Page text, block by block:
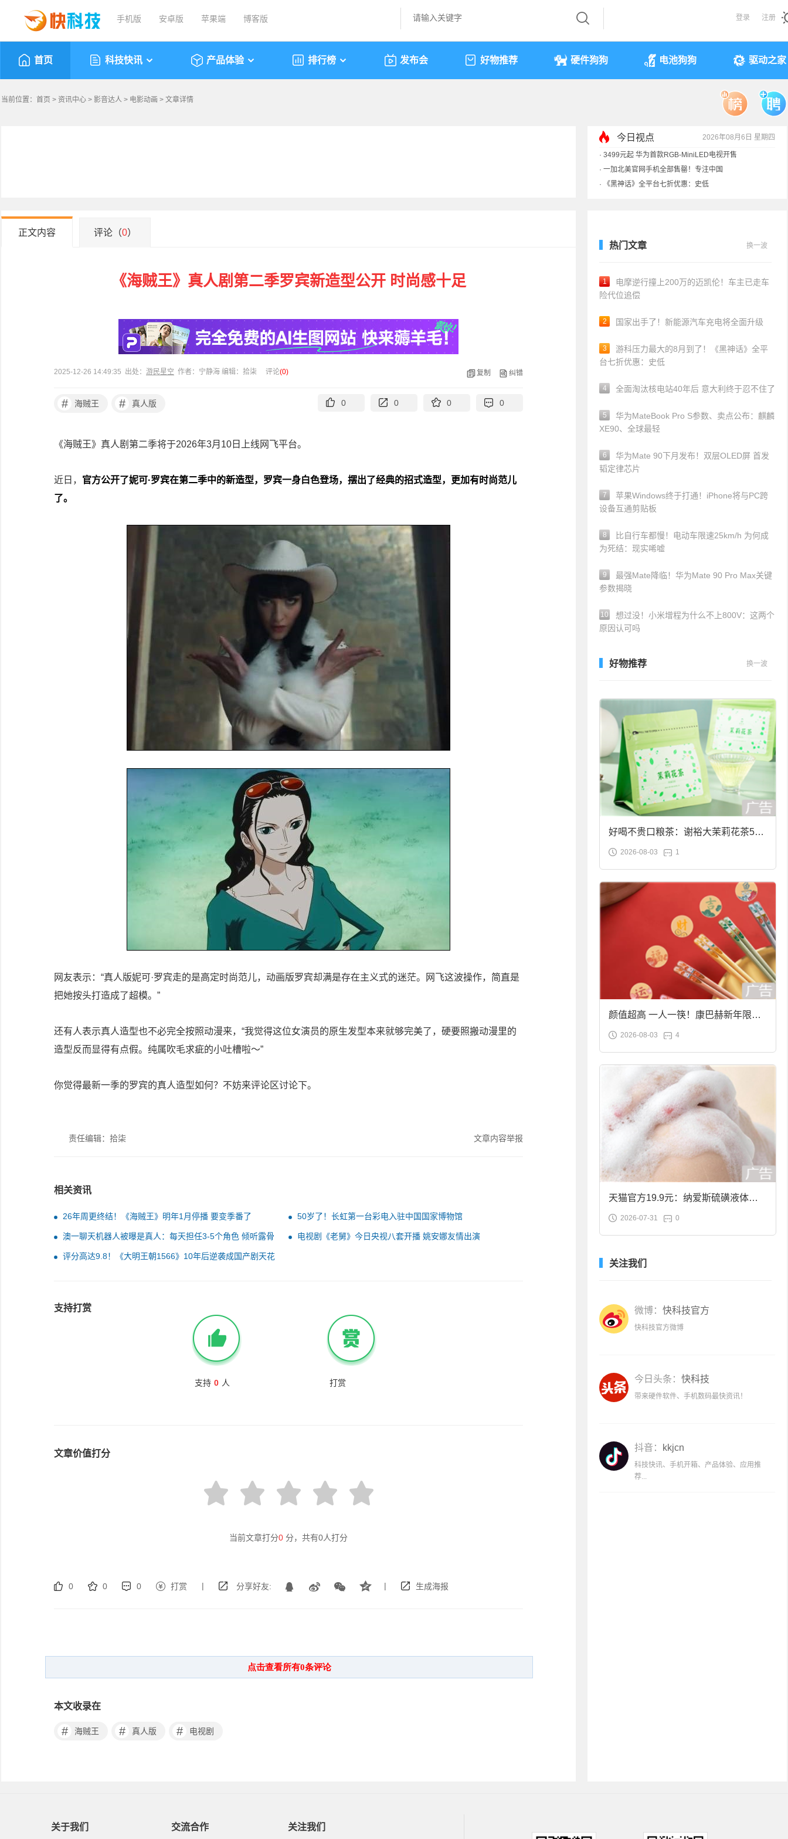
手机版 安卓版 苹果端 博客版 登录 注册
首页 科技快讯 产品体验 排行榜 发布会 好物推荐 硬件狗狗 电池狗狗 驱动之家
当前位置： 首页 > 资讯中心 > 影音达人 > 电影动画 > 文章详情
今日视点
2026年08月6日 星期四
正文内容 评论（0）
《海贼王》真人剧第二季罗宾新造型公开 时尚感十足
2025-12-26 14:49:35 出处： 游民星空 作者：宁静海 编辑：拾柒 评论(0) 复制 纠错
# 海贼王 # 真人版 0 0 0 0
《海贼王》真人剧第二季将于2026年3月10日上线网飞平台。
近日， 官方公开了妮可·罗宾在第二季中的新造型，罗宾一身白色登场，摆出了经典的招式造型，更加有时尚范儿
了。
网友表示：“真人版妮可·罗宾走的是高定时尚范儿，动画版罗宾却满是存在主义式的迷茫。网飞这波操作，简直是
把她按头打造成了超模。”
还有人表示真人造型也不必完全按照动漫来，“我觉得这位女演员的原生发型本来就够完美了，硬要照搬动漫里的
造型反而显得有点假。纯属吹毛求疵的小吐槽啦～”
你觉得最新一季的罗宾的真人造型如何？不妨来评论区讨论下。
责任编辑：拾柒 文章内容举报
相关资讯
26年周更终结！《海贼王》明年1月停播 要变季番了 50岁了！长虹第一台彩电入驻中国国家博物馆
澳一聊天机器人被曝是真人：每天担任3-5个角色 倾听露骨
电视剧《老舅》今日央视八套开播 姚安娜友情出演
评分高达9.8！《大明王朝1566》10年后逆袭成国产剧天花
支持打赏
支持 0 人 打赏
文章价值打分
当前文章打分0 分，共有0人打分
0 0 0 打赏 | 分享好友: | 生成海报
本文收录在
# 海贼王 # 真人版 # 电视剧
热门文章 换一波
1
电摩逆行撞上200万的迈凯伦！车主已走车
险代位追偿
2 国家出手了！新能源汽车充电将全面升级
3
游科压力最大的8月到了！《黑神话》全平
台七折优惠：史低
4 全面淘汰核电站40年后 意大利终于忍不住了
5
华为MateBook Pro S参数、卖点公布：麒麟
XE90、全球最轻
6
华为Mate 90下月发布！双层OLED屏 首发
韬定律芯片
7
苹果Windows终于打通！iPhone将与PC跨
设备互通剪贴板
8
比自行车都慢！电动车限速25km/h 为何成
为死结：现实唏嘘
9
最强Mate降临！华为Mate 90 Pro Max关键
参数揭晓
10
想过没！小米增程为什么不上800V：这两个
原因认可吗
好物推荐 换一波
好喝不贵口粮茶：谢裕大茉莉花茶50g
袋装9.9元到手
2026-08-03 1
颜值超高 一人一筷！康巴赫新年限定
合金筷子大促：19.9元
2026-08-03 4
天猫官方19.9元：纳爱斯硫磺液体香
皂2斤大促
2026-07-31 0
关注我们
微博： 快科技官方
快科技官方微博
今日头条： 快科技
带来硬件软件、手机数码最快资讯！
抖音： kkjcn
科技快讯、手机开箱、产品体验、应用推
荐...
关于我们 交流合作 关注我们